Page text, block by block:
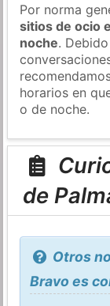
Por norma
sitios de ocio
noche.
horarios en
o de noche.
de
Otros
Bravo es